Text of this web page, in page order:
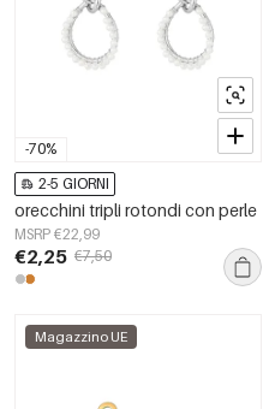
-70%
2-5 GIORNI
orecchini tripli rotondi con perle
MSRP €22,99
€2,25 €7,50
Magazzino UE